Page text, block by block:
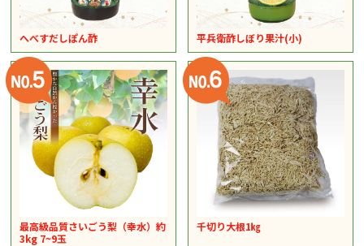
へべすだしぽん酢 平兵衛酢しぼり果汁(小)
最高級品質さいごう梨（幸水）約
3kg 7~9玉
千切り大根1㎏